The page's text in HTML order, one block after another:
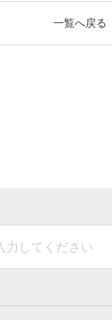
一覧へ戻る